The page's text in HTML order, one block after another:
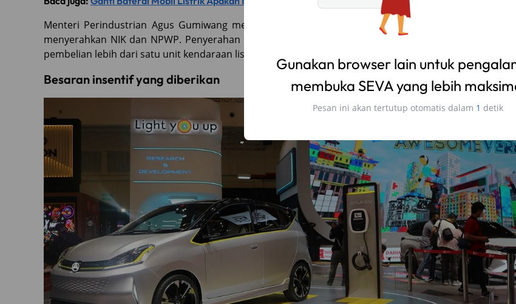
Menteri Perindustrian Agus Gumiwang menyebutkan bahwa untuk bisa mendapatkan insentif harus
menyerahkan NIK dan NPWP. Penyerahan kedua dokumen tersebut berguna untuk mengurangi risiko
pembelian lebih dari satu unit kendaraan listrik.
Besaran insentif yang diberikan